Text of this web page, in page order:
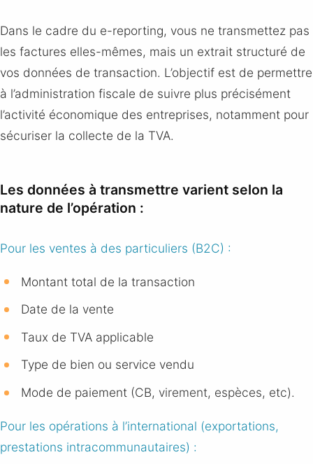
Dans le cadre du e-reporting, vous ne transmettez pas
les factures elles-mêmes, mais un extrait structuré de
vos données de transaction. L’objectif est de permettre
à l’administration fiscale de suivre plus précisément
l’activité économique des entreprises, notamment pour
sécuriser la collecte de la TVA.
Les données à transmettre varient selon la
nature de l’opération :
Pour les ventes à des particuliers (B2C) :
Montant total de la transaction
Date de la vente
Taux de TVA applicable
Type de bien ou service vendu
Mode de paiement (CB, virement, espèces, etc).
Pour les opérations à l’international (exportations,
prestations intracommunautaires) :